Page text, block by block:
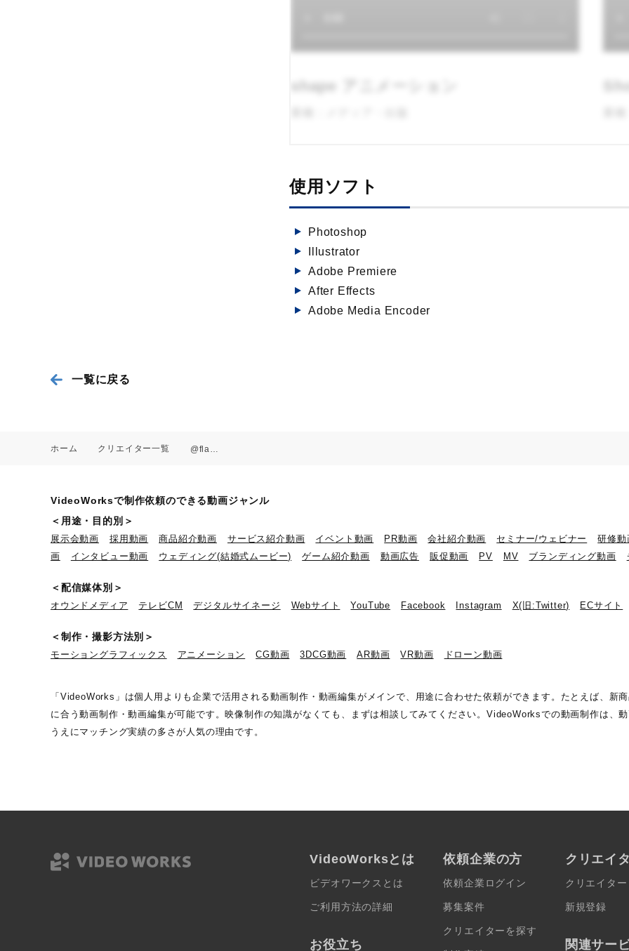
shape アニメーション
使用ソフト
Photoshop
Illustrator
Adobe Premiere
After Effects
Adobe Media Encoder
一覧に戻る
ホーム クリエイター一覧 @flamingomotion
VideoWorksで制作依頼のできる動画ジャンル
＜用途・目的別＞
展示会動画 採用動画 商品紹介動画 サービス紹介動画 イベント動画 PR動画 会社紹介動画 セミナー/ウェビナー
研修動
画
インタビュー動画 ウェディング(結婚式ムービー) ゲーム紹介動画 動画広告 販促動画 PV MV ブランディング動画
＜配信媒体別＞
オウンドメディア テレビCM デジタルサイネージ Webサイト YouTube Facebook Instagram X(旧:Twitter) ECサイト
＜制作・撮影方法別＞
モーショングラフィックス アニメーション CG動画 3DCG動画 AR動画 VR動画 ドローン動画
「VideoWorks」は個人用よりも企業で活用される動画制作・動画編集がメインで、用途に合わせた依頼ができます。たとえば、新
に合う動画制作・動画編集が可能です。映像制作の知識がなくても、まずは相談してみてください。VideoWorksでの動画制作は、
うえにマッチング実績の多さが人気の理由です。
VideoWorksとは
ビデオワークスとは
ご利用方法の詳細
お役立ち
依頼企業の方
依頼企業ログイン
募集案件
クリエイターを探す
クリエイ
クリエイタ
新規登録
関連サー